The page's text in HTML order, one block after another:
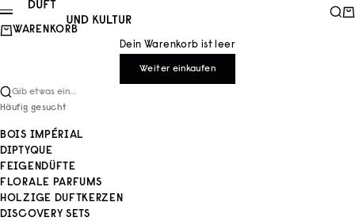
Zum Inhalt springen
Duft und Kultur
Menü
WARENKORB
Dein Warenkorb ist leer
Weiter einkaufen
Gib etwas ein...
Häufig gesucht
BOIS IMPÉRIAL
DIPTYQUE
FEIGENDÜFTE
FLORALE PARFUMS
HOLZIGE DUFTKERZEN
DISCOVERY SETS